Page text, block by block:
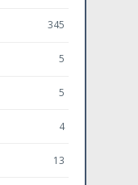
345
5
5
4
13